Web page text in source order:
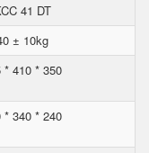
41 DT
± 10kg
* 410 * 350
* 340 * 240